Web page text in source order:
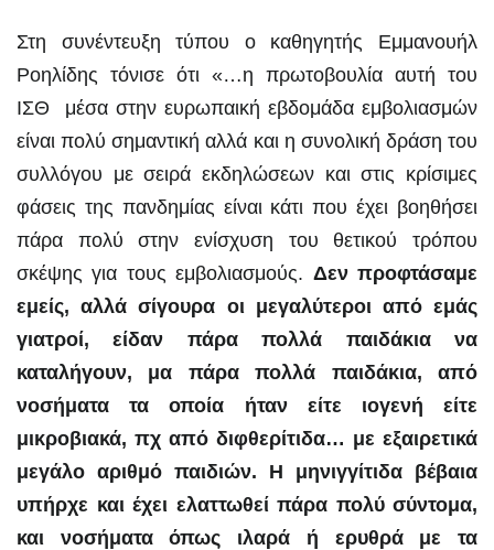
Στη συνέντευξη τύπου ο καθηγητής Εμμανουήλ
Ροηλίδης τόνισε ότι «…η πρωτοβουλία αυτή του
ΙΣΘ μέσα στην ευρωπαική εβδομάδα εμβολιασμών
είναι πολύ σημαντική αλλά και η συνολική δράση του
συλλόγου με σειρά εκδηλώσεων και στις κρίσιμες
φάσεις της πανδημίας είναι κάτι που έχει βοηθήσει
πάρα πολύ στην ενίσχυση του θετικού τρόπου
σκέψης για τους εμβολιασμούς. Δεν προφτάσαμε
εμείς, αλλά σίγουρα οι μεγαλύτεροι από εμάς
γιατροί, είδαν πάρα πολλά παιδάκια να
καταλήγουν, μα πάρα πολλά παιδάκια, από
νοσήματα τα οποία ήταν είτε ιογενή είτε
μικροβιακά, πχ από διφθερίτιδα… με εξαιρετικά
μεγάλο αριθμό παιδιών. Η μηνιγγίτιδα βέβαια
υπήρχε και έχει ελαττωθεί πάρα πολύ σύντομα,
και νοσήματα όπως ιλαρά ή ερυθρά με τα